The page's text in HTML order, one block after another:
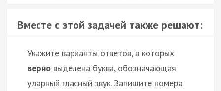
Вместе с этой задачей также решают:
Укажите варианты ответов, в которых
верно выделена буква, обозначающая
ударный гласный звук. Запишите номера